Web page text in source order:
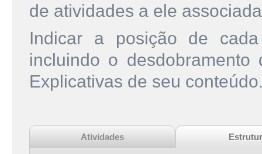
de atividades a ele
Indicar a posição de
incluindo o
Explicativas de seu
Atividades